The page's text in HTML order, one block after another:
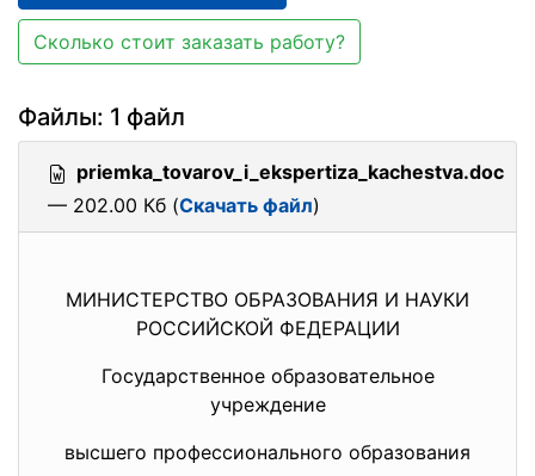
Сколько стоит заказать работу?
Файлы: 1 файл
priemka_tovarov_i_ekspertiza_kachestva.doc
— 202.00 Кб (Скачать файл)
МИНИСТЕРСТВО ОБРАЗОВАНИЯ И НАУКИ
РОССИЙСКОЙ ФЕДЕРАЦИИ
Государственное образовательное
учреждение
высшего профессионального образования